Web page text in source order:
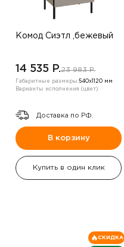
Комод Сиэтл ,бежевый
14 535 P.23 983 P.
Габаритные размеры:540х1120 мм
Варианты исполнения (цвет):
Доставка по РФ.
В корзину
Купить в один клик
СКИДКА